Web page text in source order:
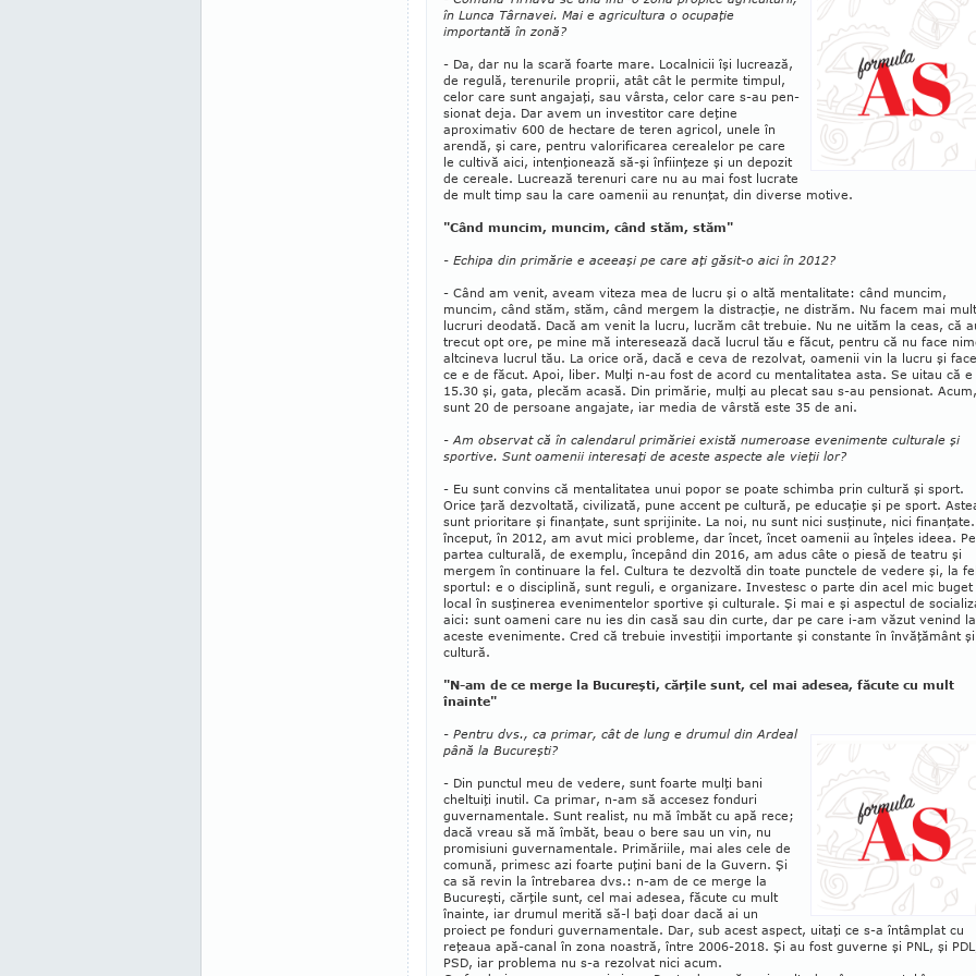
în Lunca Târnavei. Mai e agricultura o ocupaţie
importantă în zonă?
- Da, dar nu la sca­ră foarte mare. Lo­calnicii îşi lucrează,
de regulă, terenurile pro­prii, atât cât le permite timpul,
celor care sunt angajaţi, sau vârsta, celor care s-au pen­
sionat deja. Dar avem un investitor care de­ţine
aproximativ 600 de hectare de teren agri­col, unele în
aren­dă, şi care, pentru va­lo­rificarea cerealelor pe care
le cultivă aici, inten­ţionează să-şi înfiinţeze şi un depozit
de cereale. Lucrează terenuri care nu au mai fost lucrate
de mult timp sau la care oamenii au renunţat, din diverse motive.
"Când muncim, muncim, când stăm, stăm"
- Echipa din primărie e aceeaşi pe care aţi găsit-o aici în 2012?
- Când am venit, aveam viteza mea de lucru şi o altă mentalitate: când muncim,
muncim, când stăm, stăm, când mergem la distracţie, ne distrăm. Nu facem mai
lucruri deodată. Dacă am venit la lucru, lucrăm cât trebuie. Nu ne uităm la ceas, că
trecut opt ore, pe mine mă interesează dacă lucrul tău e făcut, pentru că nu face
alt­ci­neva lucrul tău. La orice oră, dacă e ceva de rezol­vat, oamenii vin la lucru şi
ce e de făcut. Apoi, liber. Mulţi n-au fost de acord cu mentalitatea asta. Se uitau că e
15.30 şi, gata, plecăm acasă. Din primărie, mulţi au plecat sau s-au pensionat. Acum,
sunt 20 de persoane angajate, iar media de vârstă este 35 de ani.
- Am observat că în calendarul primăriei există numeroase evenimente culturale şi
sportive. Sunt oamenii interesaţi de aceste aspecte ale vieţii lor?
- Eu sunt convins că mentalitatea unui popor se poate schimba prin cultură şi sport.
Orice ţară dezvoltată, civilizată, pune accent pe cultură, pe educaţie şi pe sport.
sunt prioritare şi finanţate, sunt spri­ji­nite. La noi, nu sunt nici susţinute, nici fi­nanţate.
început, în 2012, am avut mici pro­bleme, dar încet, în­cet oamenii au înţe­les ideea. Pe
partea culturală, de exemplu, începând din 2016, am adus câte o piesă de teatru şi
mergem în continuare la fel. Cul­tura te dezvoltă din toate punctele de vedere şi, la
sportul: e o disciplină, sunt reguli, e organizare. In­vestesc o parte din acel mic buget
local în sus­ţinerea evenimentelor sportive şi culturale. Şi mai e şi aspectul de
aici: sunt oameni care nu ies din casă sau din curte, dar pe care i-am văzut ve­nind la
aceste evenimente. Cred că trebuie in­vestiţii importante şi constante în învăţământ
cultură.
"N-am de ce merge la Bucureşti, cărţile sunt, cel mai adesea, făcute cu mult
înainte"
- Pentru dvs., ca primar, cât de lung e drumul din Ardeal
până la Bucureşti?
- Din punctul meu de vedere, sunt foarte mulţi bani
cheltuiţi inutil. Ca primar, n-am să accesez fon­duri
guvernamentale. Sunt realist, nu mă îmbăt cu apă rece;
dacă vreau să mă îmbăt, beau o bere sau un vin, nu
promisiuni guvernamentale. Primă­riile, mai ales cele de
comună, primesc azi foarte puţini bani de la Guvern. Şi
ca să revin la întrebarea dvs.: n-am de ce merge la
Bucureşti, cărţile sunt, cel mai adesea, făcute cu mult
înainte, iar drumul merită să-l baţi doar dacă ai un
proiect pe fonduri guvernamentale. Dar, sub acest aspect, uitaţi ce s-a întâmplat cu
reţeaua apă-canal în zona noastră, între 2006-2018. Şi au fost guverne şi PNL, şi
PSD, iar problema nu s-a rezolvat nici acum.